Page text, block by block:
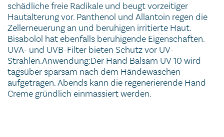
schädliche freie Radikale und beugt vorzeitiger
Hautalterung vor. Panthenol und Allantoin regen die
Zellerneuerung an und beruhigen irritierte Haut.
Bisabolol hat ebenfalls beruhigende Eigenschaften.
UVA- und UVB-Filter bieten Schutz vor UV-
Strahlen.Anwendung:Der Hand Balsam UV 10 wird
tagsüber sparsam nach dem Händewaschen
aufgetragen. Abends kann die regenerierende Hand
Creme gründlich einmassiert werden.